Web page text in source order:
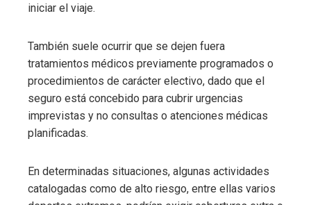
iniciar el viaje.
También suele ocurrir que se dejen fuera
tratamientos médicos previamente programados o
procedimientos de carácter electivo, dado que el
seguro está concebido para cubrir urgencias
imprevistas y no consultas o atenciones médicas
planificadas.
En determinadas situaciones, algunas actividades
catalogadas como de alto riesgo, entre ellas varios